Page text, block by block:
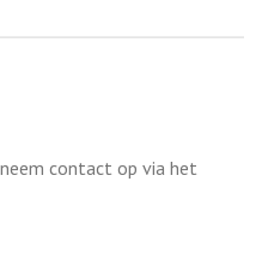
contact op via het